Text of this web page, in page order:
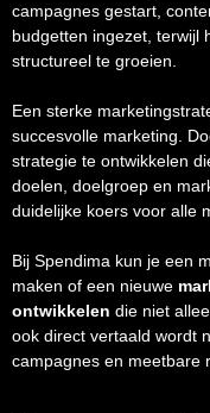
campagnes gestart,
budgetten ingezet, terwijl
structureel te groeien.
Een sterke
succesvolle marketing.
strategie te ontwikkelen
doelen, doelgroep en
duidelijke koers voor alle
Bij Spendima kun je een
maken of een nieuwe
ontwikkelen die niet
ook direct vertaald wordt
campagnes en meetbare